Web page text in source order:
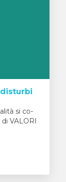
si co-
VALORI